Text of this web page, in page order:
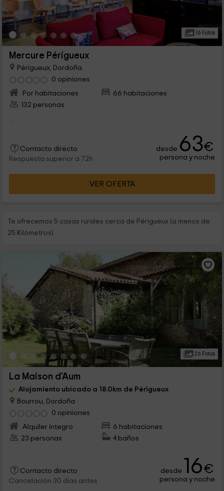
16 Fotos
Mercure Périgueux
Périgueux, Dordoña
0 opiniones
Por habitaciones
66 habitaciones
132 personas
...
Contacto directo
Respuesta superior a 72h
desde 63€
persona y noche
VER OFERTA
Te ofrecemos 5 casas rurales cerca de Périgueux (a menos de
25 Kilómetros)
26 Fotos
La Maison d'Aum
Alojamiento ubicado a 18.0km de Périgueux
Bourrou, Dordoña
0 opiniones
Alquiler íntegro
6 habitaciones
23 personas
4 baños
Contacto directo
Cancelación 30 días antes
desde 16€
persona y noche